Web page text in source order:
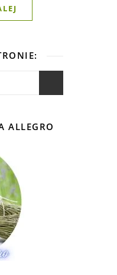
ALLEGRO